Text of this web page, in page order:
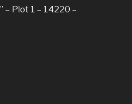
– Plot 1 – 14220 –